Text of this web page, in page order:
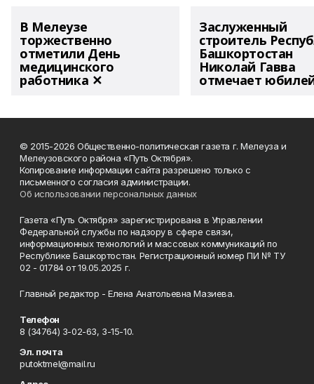
В Мелеузе
торжественно
отметили День
медицинского
работника ✕
Заслуженный
строитель
Башкортостан
Николай Гавва
отмечает
© 2015-2026 Общественно-политическая газета г. Мелеуза и
Мелеузовского района «Путь Октября».
Копирование информации сайта разрешено только с
письменного согласия администрации.
Об использовании персональных данных
Газета «Путь Октября» зарегистрирована в Управлении
Федеральной службы по надзору в сфере связи,
информационных технологий и массовых коммуникаций по
Республике Башкортостан. Регистрационный номер ПИ № ТУ
02 - 01784 от 19.05.2025 г.
Главный редактор - Елена Анатольевна Мазиева.
Телефон
8 (34764) 3-02-63, 3-15-10.
Эл. почта
putoktmel@mail.ru